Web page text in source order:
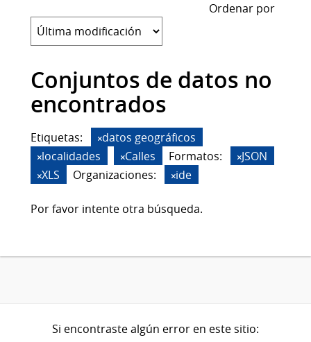
Ordenar por
Conjuntos de datos no
encontrados
Etiquetas:
datos geográficos
localidades
Calles Formatos:
JSON
XLS
Organizaciones: ide
Por favor intente otra búsqueda.
Si encontraste algún error en este sitio: